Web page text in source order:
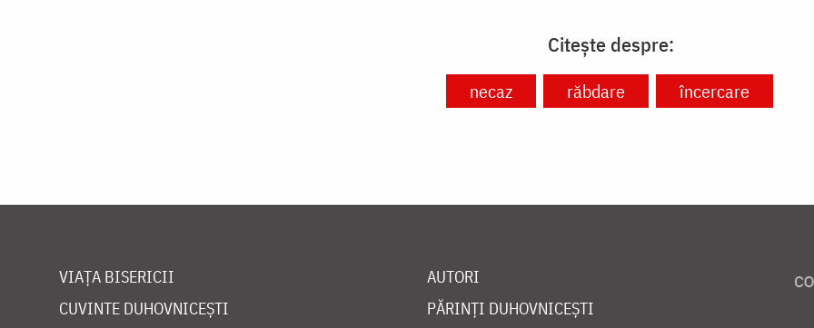
Citește despre:
necaz răbdare încercare
VIAȚA BISERICII
CUVINTE DUHOVNICEȘTI
AUTORI
PĂRINȚI DUHOVNICEȘTI